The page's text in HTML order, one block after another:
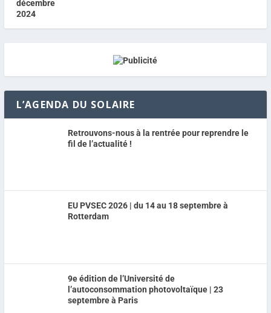
L’AGENDA DU SOLAIRE
Retrouvons-nous à la rentrée pour reprendre le
fil de l’actualité !
EU PVSEC 2026 | du 14 au 18 septembre à
Rotterdam
9e édition de l’Université de
l’autoconsommation photovoltaïque | 23
septembre à Paris